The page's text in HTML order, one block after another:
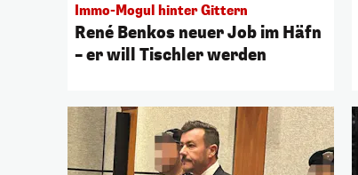
Immo-Mogul hinter Gittern
René Benkos neuer Job im Häfn
– er will Tischler werden